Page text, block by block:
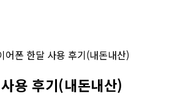
용 후기(내돈내산)